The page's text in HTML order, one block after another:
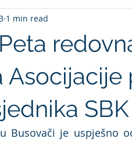
Asocijacije
SBK
1 min read
Busovači je uspješno